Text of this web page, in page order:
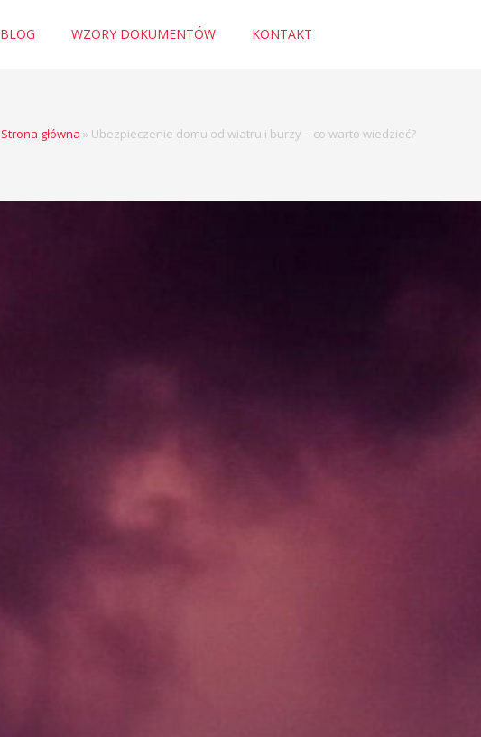
BLOG WZORY DOKUMENTÓW KONTAKT
Strona główna » Ubezpieczenie domu od wiatru i burzy – co warto wiedzieć?